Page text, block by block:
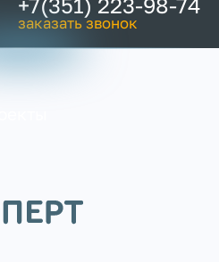
+7(351) 223-98-74
заказать звонок